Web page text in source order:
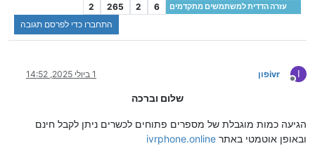
עזרה הדדית למשתמשים מתקדמים 6
2
265
2
התחברו כדי לפרסם תגובה
I
מנותק
ivrפון 1 ביולי 2025, 14:52
שלום וברכה
הגיעה כמות מוגבלת של מספרים פתוחים לכשרים ניתן לקבל חינם
ובאופן אוטמטי באתר ivrphone.online